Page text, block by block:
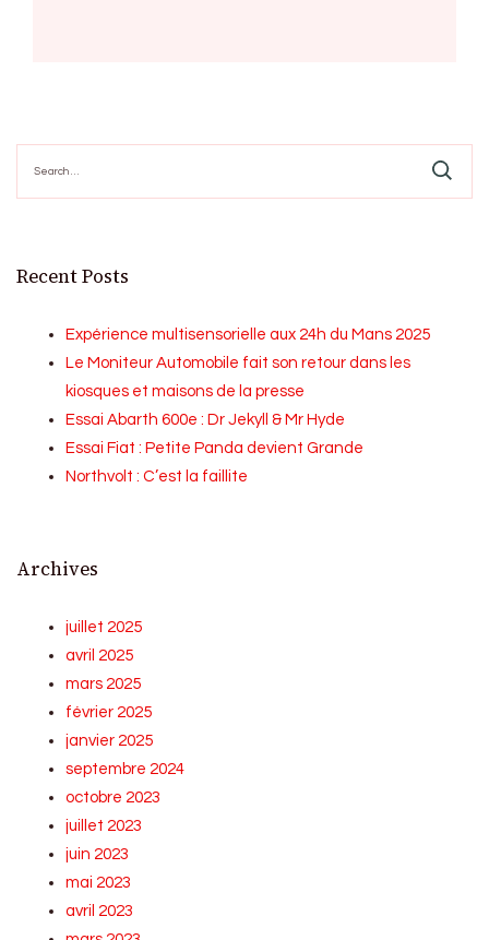
for:
Recent Posts
Expérience multisensorielle aux 24h du Mans 2025
Le Moniteur Automobile fait son retour dans les
kiosques et maisons de la presse
Essai Abarth 600e : Dr Jekyll & Mr Hyde
Essai Fiat : Petite Panda devient Grande
Northvolt : C’est la faillite
Archives
juillet 2025
avril 2025
mars 2025
février 2025
janvier 2025
septembre 2024
octobre 2023
juillet 2023
juin 2023
mai 2023
avril 2023